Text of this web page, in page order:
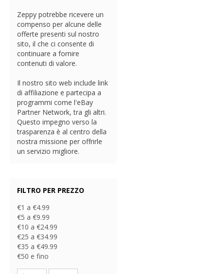
Zeppy potrebbe ricevere un
compenso per alcune delle
offerte presenti sul nostro
sito, il che ci consente di
continuare a fornire
contenuti di valore.
Il nostro sito web include link
di affiliazione e partecipa a
programmi come l'eBay
Partner Network, tra gli altri.
Questo impegno verso la
trasparenza è al centro della
nostra missione per offrirle
un servizio migliore.
FILTRO PER PREZZO
€1 a €4.99
€5 a €9.99
€10 a €24.99
€25 a €34.99
€35 a €49.99
€50 e fino